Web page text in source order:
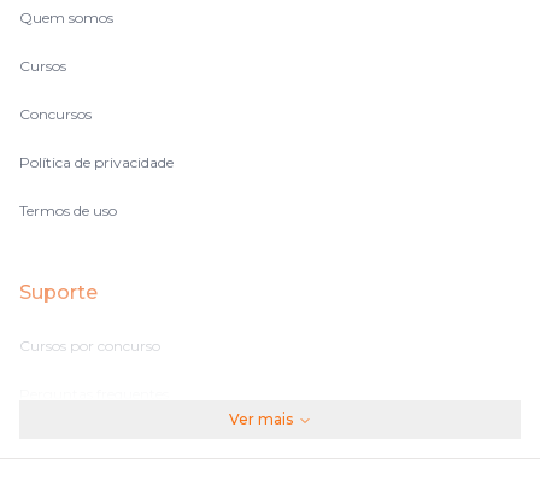
Quem somos
Cursos
Concursos
Política de privacidade
Termos de uso
Suporte
Cursos por concurso
Ver mais